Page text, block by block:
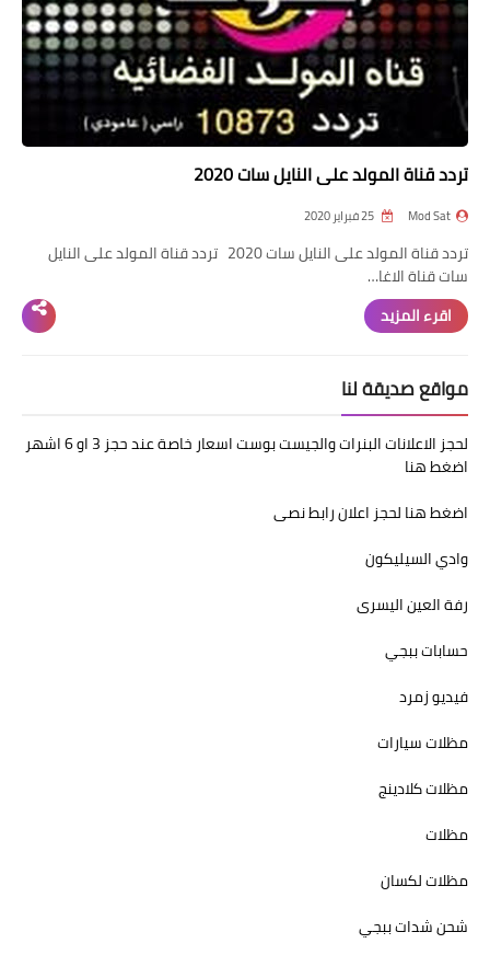
iptv
ترددات النايل سات
ترددات النايل سات
تردد قناة المولد على النايل سات 2020
Mod Sat
تردد قناة المولد على النايل سات 2020 تردد قناة المولد على النايل
سات قناة الاغا…
اقرء المزيد
مواقع صديقة لنا
لحجز الاعلانات البنرات والجيست بوست اسعار خاصة عند حجز 3 او 6 اشهر
اضغط هنا
اضغط هنا لحجز اعلان رابط نصى
وادي السيليكون
رفة العين اليسرى
حسابات ببجي
فيديو زمرد
مظلات سيارات
مظلات كلادينج
مظلات
مظلات لكسان
شحن شدات ببجي